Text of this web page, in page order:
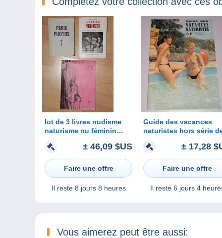
lot de 3 livres nudisme
naturisme nu féminin
Nudistes SOLIS nudiste
naturiste pin-up nude
women
± 46,09 $US
Faire une offre
Il reste 8 jours 8 heures
Guide des vacances
naturistes hors série
± 17,28
Faire une offre
Il reste 6 jours 4
Vous aimerez peut être aussi: